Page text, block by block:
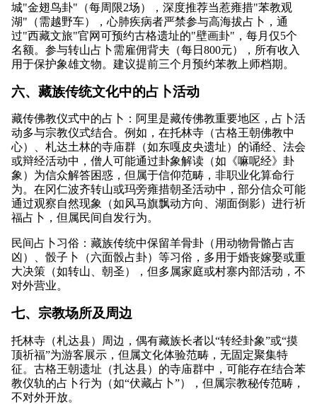
城"金翅鸟卦"（每周限2场），深度推荐当惹雍措"苯教观
湖"（需越野车），心肺疾病者严禁参与高海拔占卜，通
过"西藏文旅"官网可预约古格遗址的"壁画卦"，每月仅5个
名额。参与转山占卜需雇佣背夫（每日800元），所有收入
用于保护象雄文物。建议提前三个月预约苯教上师档期。
六、藏族传统文化中的占卜活动
藏传佛教仪式中的占卜：阿里是藏传佛教重要地区，占卜活
动多与宗教仪式结合。例如，在托林寺（古格王朝佛教中
心）、札达土林的寺庙群（如东嘎皮央遗址）的诵经、法会
或辩经活动中，僧人可能通过卦象解读（如《嘛呢经》卦
象）为信众解答困惑，但属于信仰范畴，非职业化算命行
为。在冈仁波齐转山或玛旁雍措朝圣活动中，部分信众可能
通过观察自然现象（如风马旗飘动方向、湖面倒影）进行祈
福占卜，但属民间自发行为。
民间占卜习俗：藏族传统中保留羊骨卦（用动物骨骼占吉
凶）、骰子卜（六面骰占卦）等习俗，多用于婚丧嫁娶或重
大决策（如转山、朝圣），但多属家庭或村寨内部活动，不
对外营业。
七、宗教场所及周边
托林寺（札达县）周边，偶有藏族长者以“转经卦象”或“摸
顶祈福”为游客展示，但属文化体验范畴，无固定聚集特
征。古格王朝遗址（扎达县）的寺庙群中，可能存在结合苯
教仪轨的占卜行为（如“伏藏占卜”），但属宗教秘传范畴，
不对外开放。